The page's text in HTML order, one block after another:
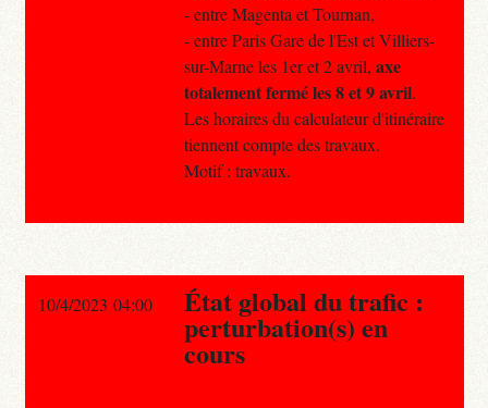
- entre Magenta et Tournan,
- entre Paris Gare de l'Est et Villiers-
sur-Marne les 1er et 2 avril, axe
totalement fermé les 8 et 9 avril.
Les horaires du calculateur d'itinéraire
tiennent compte des travaux.
Motif : travaux.
10/4/2023 04:00 État global du trafic :
perturbation(s) en
cours